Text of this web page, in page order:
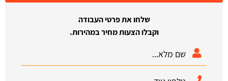
שלחו את פרטי העבודה
וקבלו הצעות מחיר במהירות.